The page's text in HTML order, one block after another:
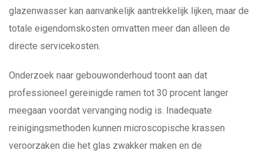
glazenwasser kan aanvankelijk aantrekkelijk lijken, maar de
totale eigendomskosten omvatten meer dan alleen de
directe servicekosten.
Onderzoek naar gebouwonderhoud toont aan dat
professioneel gereinigde ramen tot 30 procent langer
meegaan voordat vervanging nodig is. Inadequate
reinigingsmethoden kunnen microscopische krassen
veroorzaken die het glas zwakker maken en de